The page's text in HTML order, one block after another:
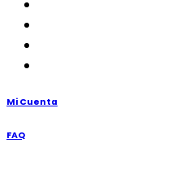
Mi Cuenta
FAQ